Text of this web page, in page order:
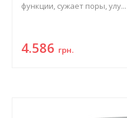
функции, сужает поры, улу...
4.586 грн.